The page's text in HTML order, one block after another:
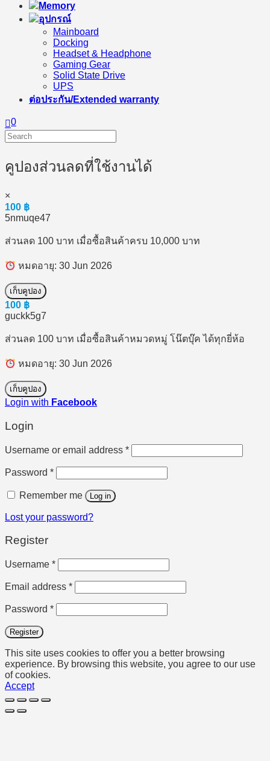
Memory
อุปกรณ์
Mainboard
Docking
Headset & Headphone
Gaming Gear
Solid State Drive
UPS
ต่อประกัน/Extended warranty
0
คูปองส่วนลดที่ใช้งานได้
×
100 ฿
5nmuqe47
ส่วนลด 100 บาท เมื่อซื้อสินค้าครบ 10,000 บาท
หมดอายุ: 30 Jun 2026
เก็บคูปอง
100 ฿
guckk5g7
ส่วนลด 100 บาท เมื่อซื้อสินค้าหมวดหมู่ โน๊ตบุ๊ค ได้ทุกยี่ห้อ
หมดอายุ: 30 Jun 2026
เก็บคูปอง
Login with Facebook
Login
Username or email address *Required
Password *Required
Remember me Log in
Lost your password?
Register
Username *Required
Email address *Required
Password *Required
Register
This site uses cookies to offer you a better browsing
experience. By browsing this website, you agree to our use
of cookies.
Accept